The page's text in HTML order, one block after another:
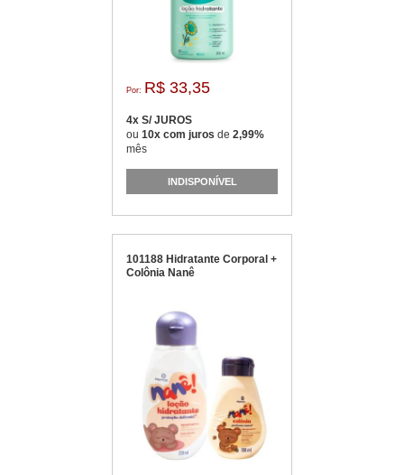
Por: R$ 33,35
4x S/ JUROS
ou 10x com juros de 2,99%
mês
INDISPONÍVEL
101188 Hidratante Corporal +
Colônia Nanê